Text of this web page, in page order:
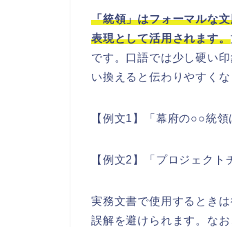
「統領」はフォーマルな
表現として活用されます。
です。口語では少し硬い
い換えると伝わりやすくな
【例文1】「幕府の○○統
【例文2】「プロジェク
実務文書で使用するとき
誤解を避けられます。な